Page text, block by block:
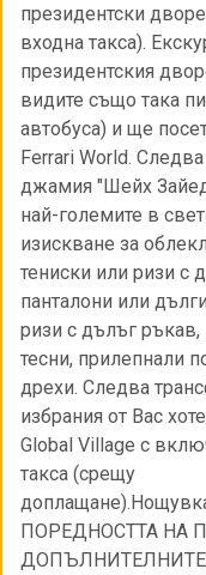
президентски
входна такса).
президентския
видите също така
автобуса) и ще
Ferrari World.
джамия "Шейх
най-големите в
изискване за
тениски или ризи с
панталони или
ризи с дълъг ръкав,
тесни, прилепнали
дрехи. Следва
избрания от Вас
Global Village с
такса (срещу
ПОРЕДНОСТТА НА